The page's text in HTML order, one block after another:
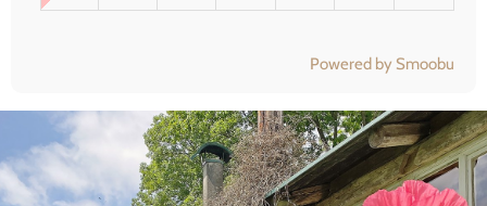
Powered by Smoobu